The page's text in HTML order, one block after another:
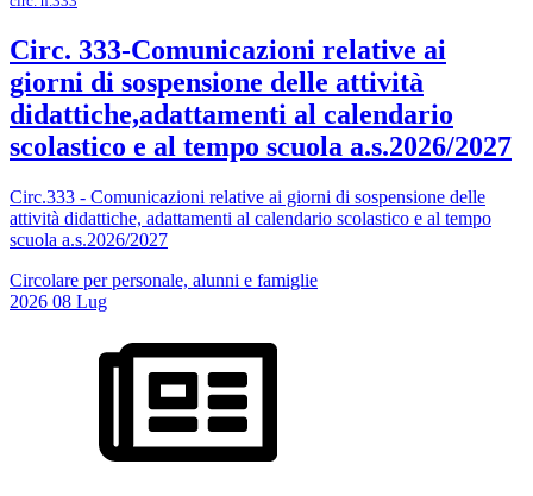
Circ. 333-Comunicazioni relative ai
giorni di sospensione delle attività
didattiche,adattamenti al calendario
scolastico e al tempo scuola a.s.2026/2027
Circ.333 - Comunicazioni relative ai giorni di sospensione delle
attività didattiche, adattamenti al calendario scolastico e al tempo
scuola a.s.2026/2027
Circolare per personale, alunni e famiglie
2026 08 Lug